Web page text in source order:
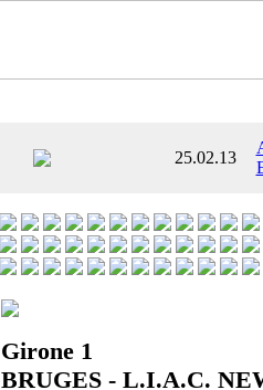
25.02.13
Girone 1
BRUGES - L.I.A.C.